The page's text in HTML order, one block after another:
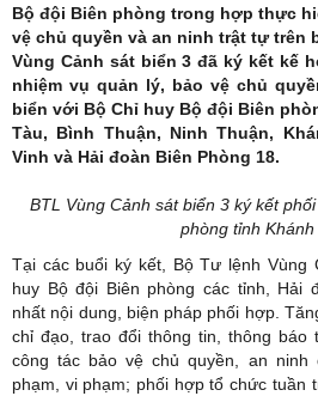
Bộ đội Biên phòng trong hợp thực
vệ chủ quyền và an ninh trật tự trên
Vùng Cảnh sát biển 3 đã ký kết kế
nhiệm vụ quản lý, bảo vệ chủ
biển với Bộ Chỉ huy Bộ đội Biên
Tàu, Bình Thuận, Ninh Thuận,
Vinh và Hải đoàn Biên Phòng 18.
BTL Vùng Cảnh sát biển 3 ký kết
phòng tỉnh Khánh
Tại các buổi ký kết, Bộ Tư lệnh Vùng
huy Bộ đội Biên phòng các tỉnh, Hải
nhất nội dung, biện pháp phối hợp.
chỉ đạo, trao đổi thông tin, thông báo
công tác bảo vệ chủ quyền, an ninh
phạm, vi phạm; phối hợp tổ chức tuần